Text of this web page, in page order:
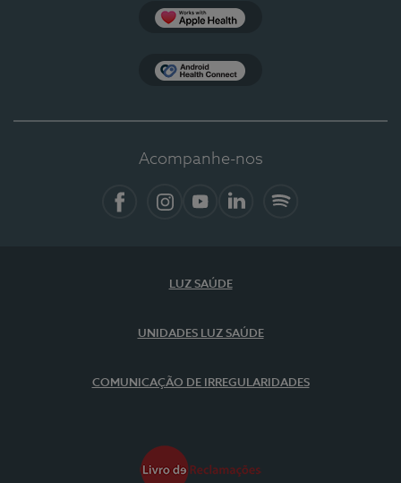
Acompanhe-nos
LUZ SAÚDE
UNIDADES LUZ SAÚDE
COMUNICAÇÃO DE IRREGULARIDADES